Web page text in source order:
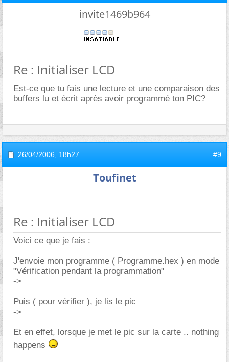
invite1469b964
Re : Initialiser LCD
Est-ce que tu fais une lecture et une comparaison des
buffers lu et écrit après avoir programmé ton PIC?
26/04/2006, 18h27 #9
Toufinet
Re : Initialiser LCD
Voici ce que je fais :
J'envoie mon programme ( Programme.hex ) en mode
"Vérification pendant la programmation"
->
Puis ( pour vérifier ), je lis le pic
->
Et en effet, lorsque je met le pic sur la carte .. nothing
happens